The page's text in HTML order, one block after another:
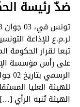
ضدّ رئيسة
لر.م.ع للإذاعة
تبعا لقرار الحكومة
على رأس مؤسسة
للهيئة العليا
الهيئة تُنبه الرأي […]